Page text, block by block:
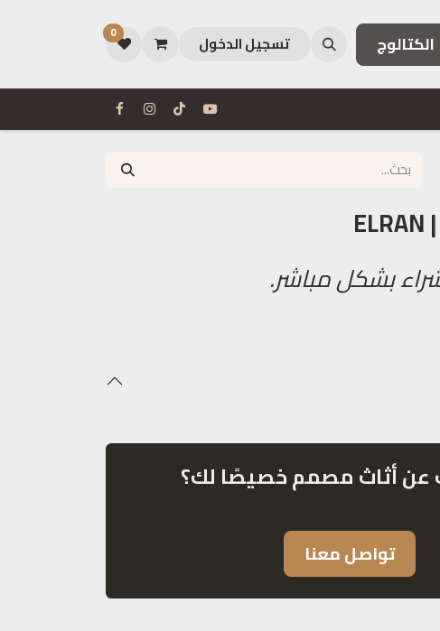
الكتالوج تسجيل الدخول 0
ELRAN
بشكل مباشر.
عن أثاث مصمم خصيصًا لك؟
تواصل معنا